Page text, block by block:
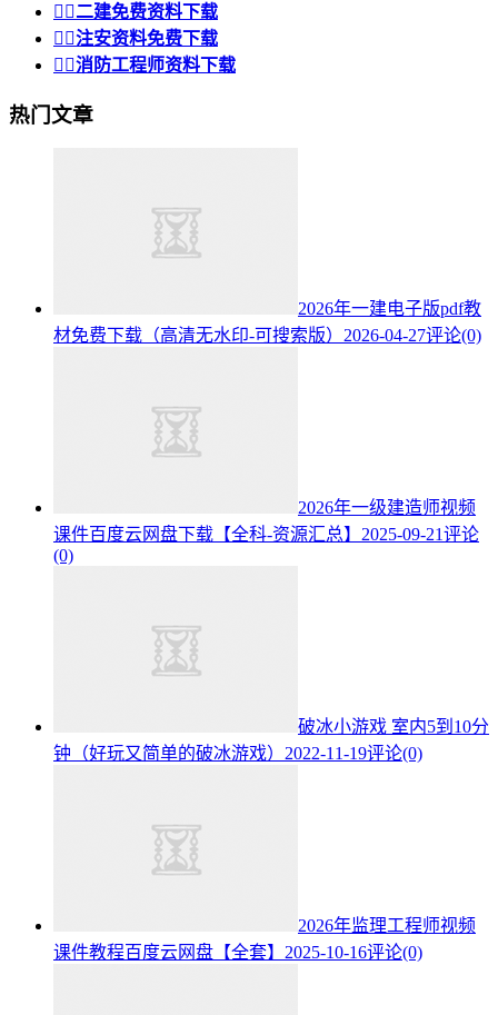
 二建免费资料下载
 注安资料免费下载
 消防工程师资料下载
热门文章
2026年一建电子版pdf教
材免费下载（高清无水印-可搜索版） 2026-04-27评论(0)
2026年一级建造师视频
课件百度云网盘下载【全科-资源汇总】 2025-09-21评论
(0)
破冰小游戏 室内5到10分
钟（好玩又简单的破冰游戏） 2022-11-19评论(0)
2026年监理工程师视频
课件教程百度云网盘【全套】 2025-10-16评论(0)